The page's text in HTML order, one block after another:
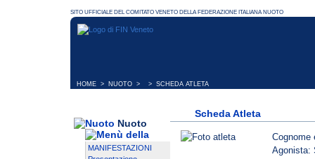
HOME > NUOTO > > SCHEDA ATLETA
Nuoto
MANIFESTAZIONI
Scheda Atleta
Agonista: